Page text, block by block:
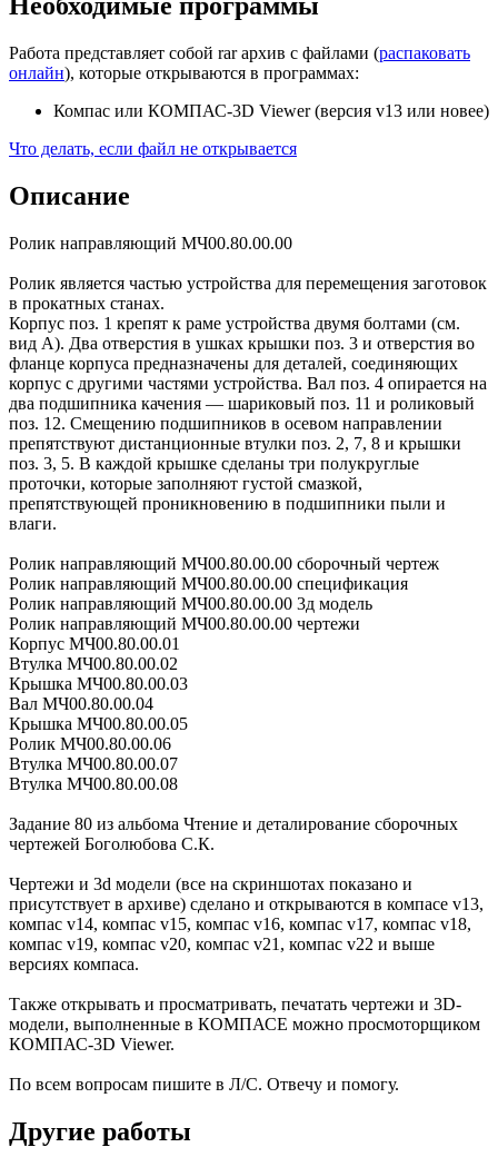
Необходимые программы
Работа представляет собой rar архив с файлами (распаковать
онлайн), которые открываются в программах:
Компас или КОМПАС-3D Viewer (версия v13 или новее)
Что делать, если файл не открывается
Описание
Ролик направляющий МЧ00.80.00.00
Ролик является частью устройства для перемещения заготовок
в прокатных станах.
Корпус поз. 1 крепят к раме устройства двумя болтами (см.
вид А). Два отверстия в ушках крышки поз. 3 и отверстия во
фланце корпуса предназначены для деталей, соединяющих
корпус с другими частями устройства. Вал поз. 4 опирается на
два подшипника качения — шариковый поз. 11 и роликовый
поз. 12. Смещению подшипников в осевом направлении
препятствуют дистанционные втулки поз. 2, 7, 8 и крышки
поз. 3, 5. В каждой крышке сделаны три полукруглые
проточки, которые заполняют густой смазкой,
препятствующей проникновению в подшипники пыли и
влаги.
Ролик направляющий МЧ00.80.00.00 сборочный чертеж
Ролик направляющий МЧ00.80.00.00 спецификация
Ролик направляющий МЧ00.80.00.00 3д модель
Ролик направляющий МЧ00.80.00.00 чертежи
Корпус МЧ00.80.00.01
Втулка МЧ00.80.00.02
Крышка МЧ00.80.00.03
Вал МЧ00.80.00.04
Крышка МЧ00.80.00.05
Ролик МЧ00.80.00.06
Втулка МЧ00.80.00.07
Втулка МЧ00.80.00.08
Задание 80 из альбома Чтение и деталирование сборочных
чертежей Боголюбова С.К.
Чертежи и 3d модели (все на скриншотах показано и
присутствует в архиве) сделано и открываются в компасе v13,
компас v14, компас v15, компас v16, компас v17, компас v18,
компас v19, компас v20, компас v21, компас v22 и выше
версиях компаса.
Также открывать и просматривать, печатать чертежи и 3D-
модели, выполненные в КОМПАСЕ можно просмоторщиком
КОМПАС-3D Viewer.
По всем вопросам пишите в Л/С. Отвечу и помогу.
Другие работы